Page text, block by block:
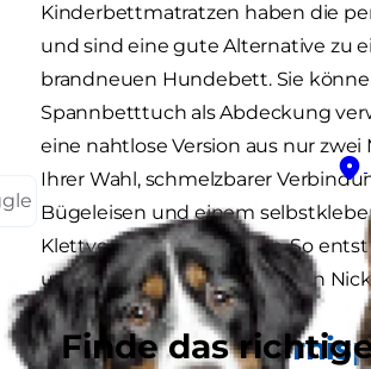
Finde das
Kinderbettmatratzen haben die
und sind eine gute Alternative zu
brandneuen Hundebett. Sie
Spannbetttuch als Abdeckung
eine nahtlose Version aus nur zwei
Ihrer Wahl, schmelzbarer
Bügeleisen und einem
Klettverschluss herstellen. So
unwiderstehlicher Platz für ein
Kniffliger